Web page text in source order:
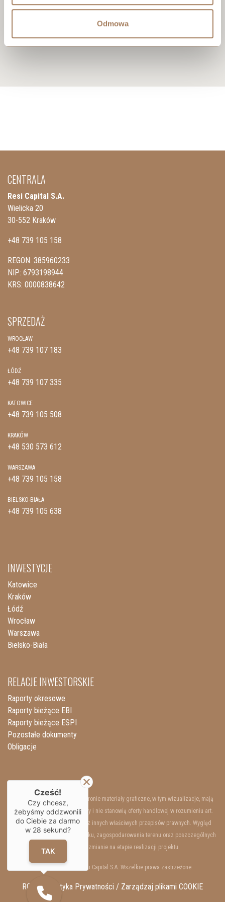
Odmowa
CENTRALA
Resi Capital S.A.
Wielicka 20
30-552 Kraków
+48 739 105 158
REGON: 385960233
NIP: 6793198944
KRS: 0000838642
SPRZEDAŻ
WROCŁAW
+48 739 107 183
ŁÓDŹ
+48 739 107 335
KATOWICE
+48 739 105 508
KRAKÓW
+48 530 573 612
WARSZAWA
+48 739 105 158
BIELSKO-BIAŁA
+48 739 105 638
INWESTYCJE
Katowice
Kraków
Łódź
Wrocław
Warszawa
Bielsko-Biała
RELACJE INWESTORSKIE
Raporty okresowe
Raporty bieżące EBI
Raporty bieżące ESPI
Pozostałe dokumenty
Obligacje
Przedstawione na niniejszej stronie materiały graficzne, w tym wizualizacje, mają
charakter wyłącznie poglądowy i nie stanowią oferty handlowej w rozumieniu art.
66 §1 Kodeksu Cywilnego oraz innych właściwych przepisów prawnych. Wygląd
wewnętrzny i zewnętrzny budynku, zagospodarowania terenu oraz poszczególnych
lokali mogą ulec zmianie na etapie realizacji projektu.
Copyrights © 2025 Resi Capital S.A. Wszelkie prawa zastrzeżone.
RODO / Polityka Prywatności / Zarządzaj plikami COOKIE
Cześć!
Czy chcesz,
żebyśmy oddzwonili
do Ciebie za darmo
w 28 sekund?
TAK